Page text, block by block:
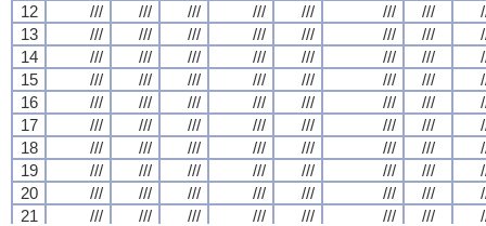
12
/// /// /// /// /// /// ///
13
/// /// /// /// /// /// ///
14
/// /// /// /// /// /// ///
15
/// /// /// /// /// /// ///
16
/// /// /// /// /// /// ///
17
/// /// /// /// /// /// ///
18
/// /// /// /// /// /// ///
19
/// /// /// /// /// /// ///
20
/// /// /// /// /// /// ///
21
/// /// /// /// /// /// ///
12
/// /// /// /// /// /// ///
13
/// /// /// /// /// /// ///
14
/// /// /// /// /// /// ///
15
/// /// /// /// /// /// ///
16
/// /// /// /// /// /// ///
17
/// /// /// /// /// /// ///
18
/// /// /// /// /// /// ///
19
/// /// /// /// /// /// ///
20
/// /// /// /// /// /// ///
21
/// /// /// /// /// /// ///
12
/// /// /// /// /// /// ///
13
/// /// /// /// /// /// ///
14
/// /// /// /// /// /// ///
15
/// /// /// /// /// /// ///
16
/// /// /// /// /// /// ///
17
/// /// /// /// /// /// ///
18
/// /// /// /// /// /// ///
19
/// /// /// /// /// /// ///
20
/// /// /// /// /// /// ///
21
/// /// /// /// /// /// ///
12
/// /// /// /// /// /// ///
13
/// /// /// /// /// /// ///
14
/// /// /// /// /// /// ///
15
/// /// /// /// /// /// ///
16
/// /// /// /// /// /// ///
17
/// /// /// /// /// /// ///
18
/// /// /// /// /// /// ///
19
/// /// /// /// /// /// ///
20
/// /// /// /// /// /// ///
21
/// /// /// /// /// /// ///